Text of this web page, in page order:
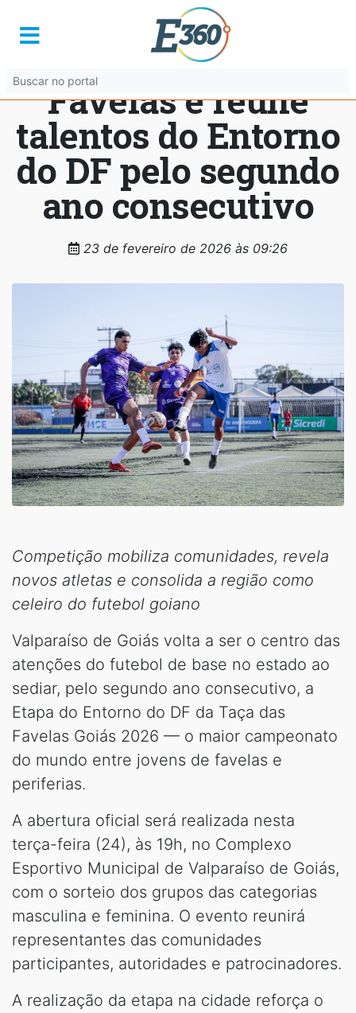
Valparaíso vira
palco da Taça das
Favelas e reúne
talentos do Entorno
do DF pelo segundo
ano consecutivo
23 de fevereiro de 2026 às 09:26
Competição mobiliza comunidades, revela
novos atletas e consolida a região como
celeiro do futebol goiano
Valparaíso de Goiás volta a ser o centro das
atenções do futebol de base no estado ao
sediar, pelo segundo ano consecutivo, a
Etapa do Entorno do DF da Taça das
Favelas Goiás 2026 — o maior campeonato
do mundo entre jovens de favelas e
periferias.
A abertura oficial será realizada nesta
terça-feira (24), às 19h, no Complexo
Esportivo Municipal de Valparaíso de Goiás,
com o sorteio dos grupos das categorias
masculina e feminina. O evento reunirá
representantes das comunidades
participantes, autoridades e patrocinadores.
A realização da etapa na cidade reforça o